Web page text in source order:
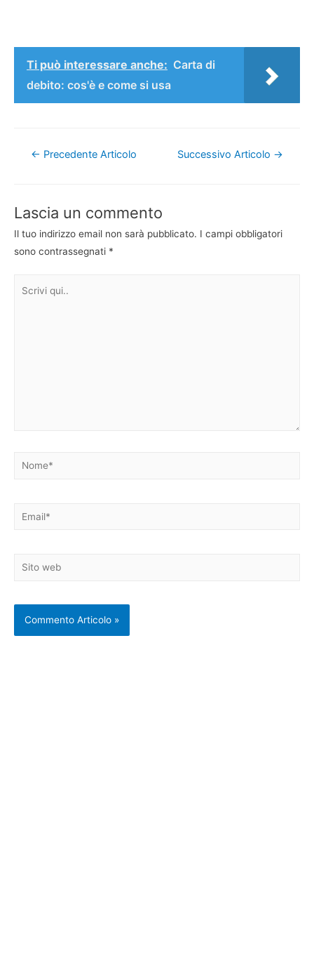
Ti può interessare anche: Carta di
debito: cos'è e come si usa
Navigazione
← Precedente Articolo Successivo Articolo →
Lascia un commento
Il tuo indirizzo email non sarà pubblicato. I campi obbligatori
sono contrassegnati *
Nome*
Email*
Sito